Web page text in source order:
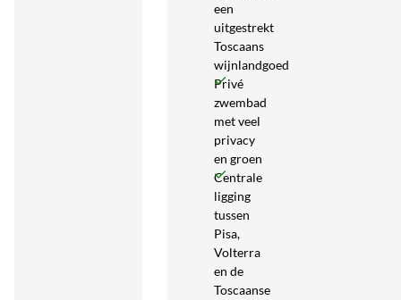
een
uitgestrekt
Toscaans
wijnlandgoed
Privé
zwembad
met veel
privacy
en groen
Centrale
ligging
tussen
Pisa,
Volterra
en de
Toscaanse